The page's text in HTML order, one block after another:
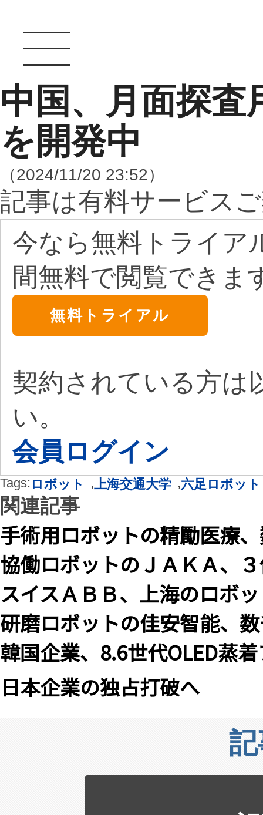
中国、月面探査
を開発中
（2024/11/20 23:52）
記事は有料サービス
今なら無料トライア
間無料で閲覧できま
無料トライアル
契約されている方は
い。
会員ログイン
Tags: ロボット ,上海交通大学 ,六足ロボット
関連記事
手術用ロボットの精勵医療
協働ロボットのＪＡＫＡ、
スイスＡＢＢ、上海のロボ
研磨ロボットの佳安智能、
韓国企業、8.6世代OLED蒸
日本企業の独占打破へ